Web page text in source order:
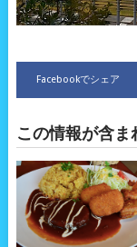
Facebookでシェア
この情報が含ま